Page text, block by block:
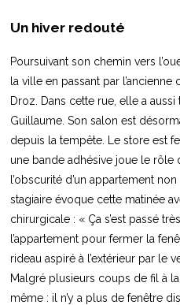
Un hiver redouté
Poursuivant son chemin vers
la ville en passant par
Droz. Dans cette rue, elle a aussi
Guillaume. Son salon est
depuis la tempête. Le store est
une bande adhésive joue le rôle
l’obscurité d’un appartement
stagiaire évoque cette matinée
chirurgicale : « Ça s’est passé
l’appartement pour fermer la
rideau aspiré à l’extérieur par le
Malgré plusieurs coups de fil à
même : il n’y a plus de fenêtre